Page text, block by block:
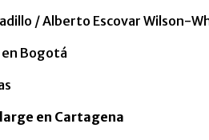
/ Alberto Escovar Wilson-
Bogotá
en Cartagena